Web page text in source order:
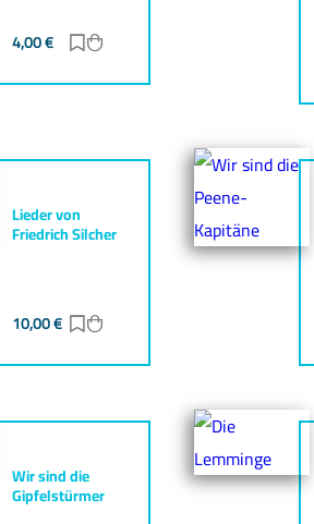
4,00€ Zur Merkliste hinzufügen
Lieder von
Friedrich Silcher
10,00€ Zur Merkliste hinzufügen
Wir sind die
Gipfelstürmer